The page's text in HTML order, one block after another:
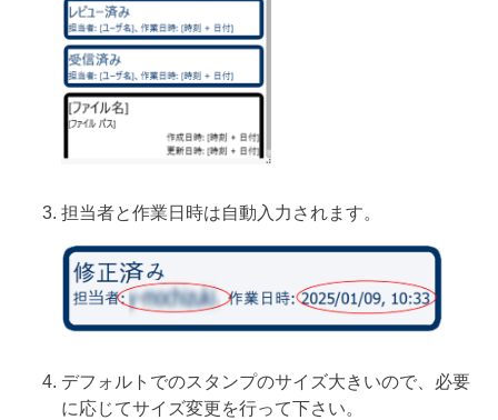
担当者と作業日時は自動入力されます。
デフォルトでのスタンプのサイズ大きいので、必要
に応じてサイズ変更を行って下さい。